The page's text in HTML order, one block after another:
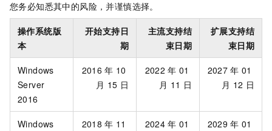
您务必知悉其中的风险，并谨慎选择。
操作系统版
本
开始支持日
期
主流支持结
束日期
扩展支持结
束日期
Windows
Server
2016
2016 年 10
月 15 日
2022 年 01
月 11 日
2027 年 01
月 12 日
Windows
2018 年 11
2024 年 01
2029 年 01